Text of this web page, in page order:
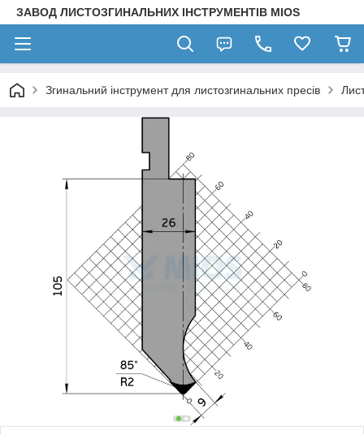
ЗАВОД ЛИСТОЗГИНАЛЬНИХ ІНСТРУМЕНТІВ MIOS
Згинальний інструмент для листозгинальних пресів